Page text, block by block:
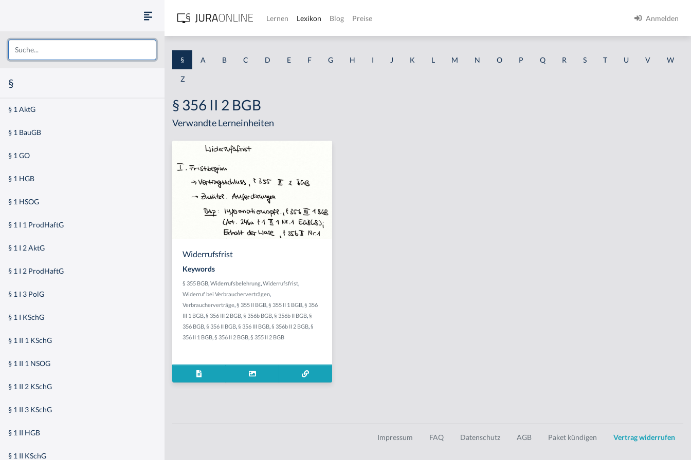
§
§ 1 AktG
§ 1 BauGB
§ 1 GO
§ 1 HGB
§ 1 HSOG
§ 1 I 1 ProdHaftG
§ 1 I 2 AktG
§ 1 I 2 ProdHaftG
§ 1 I 3 PolG
§ 1 I KSchG
§ 1 II 1 KSchG
§ 1 II 1 NSOG
§ 1 II 2 KSchG
§ 1 II 3 KSchG
§ 1 II HGB
§ 1 II KSchG
Lernen Lexikon Blog Preise Anmelden
§ A B C D E F G H I J K L M N O P Q R S T U V W
Z
§ 356 II 2 BGB
Verwandte Lerneinheiten
Widerrufsfrist
Keywords
§ 355 BGB,Widerrufsbelehrung,Widerrufsfrist,
Widerruf bei Verbraucherverträgen,
Verbraucherverträge,§ 355 II BGB,§ 355 II 1 BGB,§ 356
III 1 BGB,§ 356 III 2 BGB,§ 356b BGB,§ 356b II BGB,§
356 BGB,§ 356 II BGB,§ 356 III BGB,§ 356b II 2 BGB,§
356 II 1 BGB,§ 356 II 2 BGB,§ 355 II 2 BGB
Impressum FAQ Datenschutz AGB Paket kündigen Vertrag widerrufen